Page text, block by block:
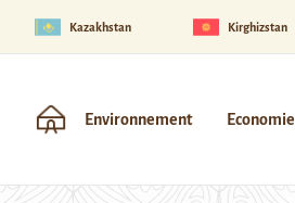
Kazakhstan Kirghizstan
Environnement Economie